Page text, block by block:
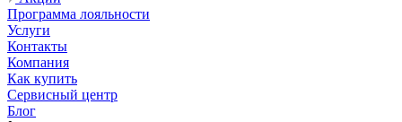
Программа лояльности
Услуги
Контакты
Компания
Как купить
Сервисный центр
Блог